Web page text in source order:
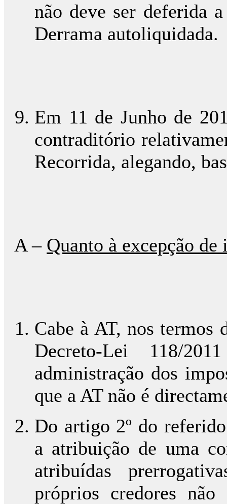
não deve ser deferida
Derrama autoliquidada.
Em 11 de Junho de
contraditório
Recorrida, alegando,
A – Quanto à excepção
Cabe à AT, nos termos
Decreto-Lei 118/
administração dos
que a AT não é
Do artigo 2º do
a atribuição de uma
atribuídas
próprios credores